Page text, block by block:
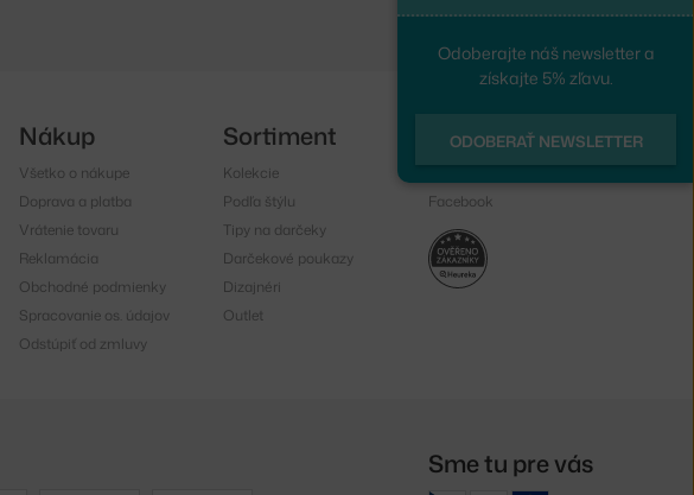
Odoberajte náš newsletter a
získajte 5% zľavu.
ODOBERAŤ NEWSLETTER
Nákup
Všetko o nákupe
Doprava a platba
Vrátenie tovaru
Reklamácia
Obchodné podmienky
Spracovanie os. údajov
Odstúpiť od zmluvy
Sortiment
Kolekcie
Podľa štýlu
Tipy na darčeky
Darčekové poukazy
Dizajnéri
Outlet
Sledujte nás
Facebook
Sme tu pre vás